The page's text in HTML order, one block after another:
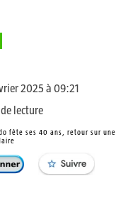
2025 à 09:21
lecture
fête ses 40 ans, retour sur une